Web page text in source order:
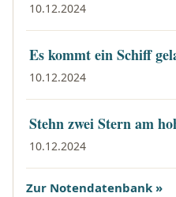
10.12.2024
Es kommt ein Schiff
10.12.2024
Stehn zwei Stern am
10.12.2024
Zur Notendatenbank »